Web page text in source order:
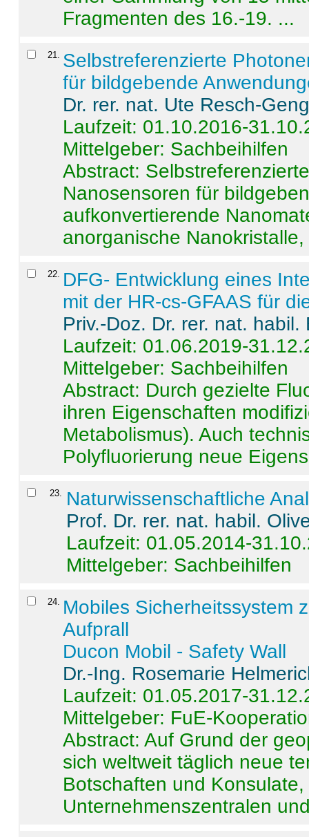
Fragmenten des 16.-19. ...
21
Selbstreferenzierte
für bildgebende
Dr. rer. nat. Ute Resch-
Laufzeit: 01.10.2016-
Mittelgeber: Sachbeihilfen
Abstract:
Nanosensoren für
aufkonvertierende
anorganische
22
DFG- Entwicklung eines
mit der HR-cs-GFAAS für
Priv.-Doz. Dr. rer. nat.
Laufzeit: 01.06.2019-
Mittelgeber: Sachbeihilfen
Abstract: Durch gezielte
ihren Eigenschaften
Metabolismus). Auch
Polyfluorierung neue
23. Naturwissenschaftliche
Prof. Dr. rer. nat. habil.
Laufzeit: 01.05.2014-
Mittelgeber: Sachbeihilfen
24. Mobiles Sicherheitssystem
Aufprall
Ducon Mobil - Safety Wall
Dr.-Ing. Rosemarie
Laufzeit: 01.05.2017-
Mittelgeber: FuE-
Abstract:Auf Grund der
sich weltweit täglich neue
Botschaften und
Unternehmenszentralen